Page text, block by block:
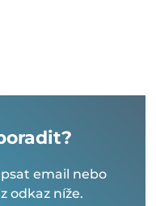
email nebo
odkaz níže.